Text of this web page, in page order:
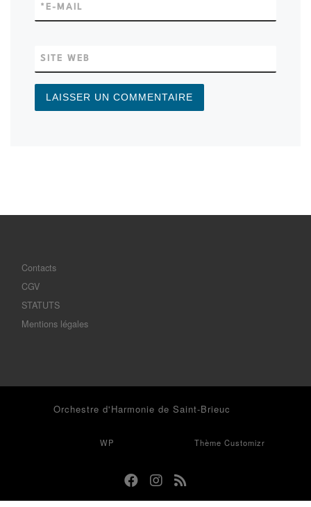
E-MAIL
*
SITE WEB
Contacts
CGV
STATUTS
Mentions légales
Orchestre d'Harmonie de Saint-Brieuc
WP Thème Customizr